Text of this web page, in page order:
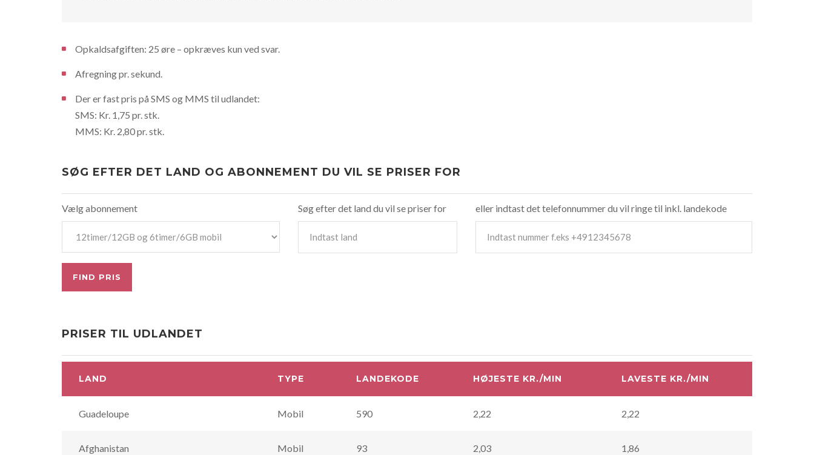
Opkaldsafgiften: 25 øre – opkræves kun ved svar.
Afregning pr. sekund.
Der er fast pris på SMS og MMS til udlandet:
SMS: Kr. 1,75 pr. stk.
MMS: Kr. 2,80 pr. stk.
SØG EFTER DET LAND OG ABONNEMENT DU VIL SE PRISER FOR
Vælg abonnement Søg efter det land du vil se priser for eller indtast det telefonnummer du vil ringe til inkl. landekode
PRISER TIL UDLANDET
LAND TYPE LANDEKODE HØJESTE KR./MIN LAVESTE KR./MIN
Guadeloupe Mobil 590 2,22 2,22
Afghanistan Mobil 93 2,03 1,86